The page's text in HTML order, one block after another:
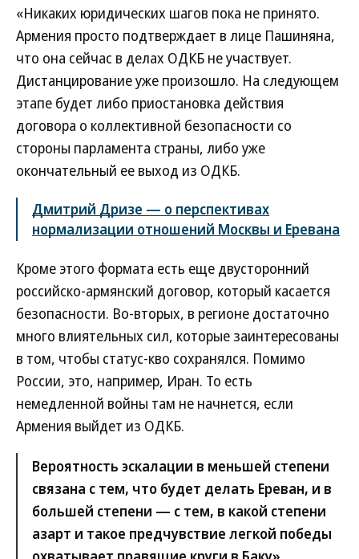
«Никаких юридических шагов пока не принято.
Армения просто подтверждает в лице Пашиняна,
что она сейчас в делах ОДКБ не участвует.
Дистанцирование уже произошло. На следующем
этапе будет либо приостановка действия
договора о коллективной безопасности со
стороны парламента страны, либо уже
окончательный ее выход из ОДКБ.
Дмитрий Дризе — о перспективах
нормализации отношений Москвы и Еревана
Кроме этого формата есть еще двусторонний
российско-армянский договор, который касается
безопасности. Во-вторых, в регионе достаточно
много влиятельных сил, которые заинтересованы
в том, чтобы статус-кво сохранялся. Помимо
России, это, например, Иран. То есть
немедленной войны там не начнется, если
Армения выйдет из ОДКБ.
Вероятность эскалации в меньшей степени
связана с тем, что будет делать Ереван, и в
большей степени — с тем, в какой степени
азарт и такое предчувствие легкой победы